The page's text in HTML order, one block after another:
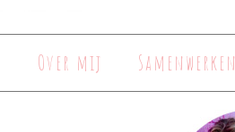
Over mij Samenwerken